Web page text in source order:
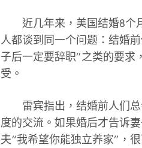
近几年来，美国结婚8个
人都谈到同一个问题：结婚
子后一定要辞职”之类的要
受。
雷宾指出，结婚前人们总
度的交流。如果婚后才告诉
夫“我希望你能独立养家”，